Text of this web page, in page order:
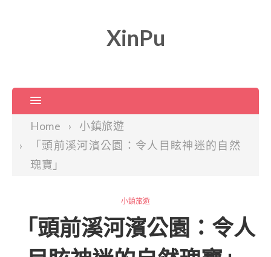
XinPu
Home
小鎮旅遊
「頭前溪河濱公園：令人目眩神迷的自然
瑰寶」
小鎮旅遊
「頭前溪河濱公園：令人